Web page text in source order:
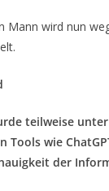
Mann wird nun
teilweise
Tools wie
der